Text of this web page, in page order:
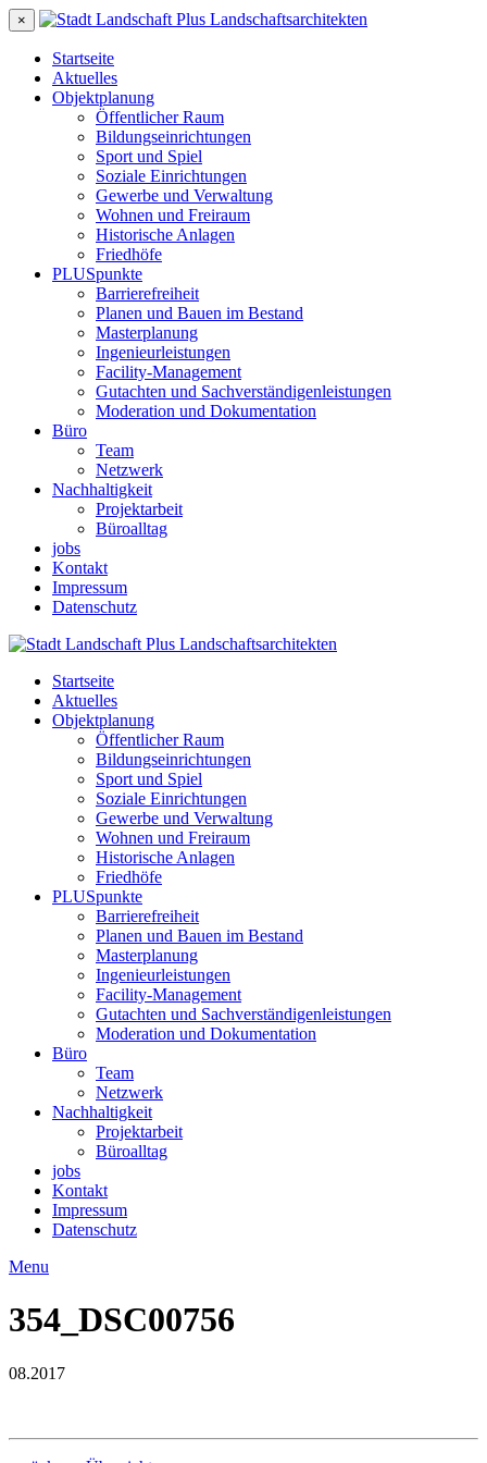
×
Startseite
Aktuelles
Objektplanung
Öffentlicher Raum
Bildungseinrichtungen
Sport und Spiel
Soziale Einrichtungen
Gewerbe und Verwaltung
Wohnen und Freiraum
Historische Anlagen
Friedhöfe
PLUSpunkte
Barrierefreiheit
Planen und Bauen im Bestand
Masterplanung
Ingenieurleistungen
Facility-Management
Gutachten und Sachverständigenleistungen
Moderation und Dokumentation
Büro
Team
Netzwerk
Nachhaltigkeit
Projektarbeit
Büroalltag
jobs
Kontakt
Impressum
Datenschutz
Startseite
Aktuelles
Objektplanung
Öffentlicher Raum
Bildungseinrichtungen
Sport und Spiel
Soziale Einrichtungen
Gewerbe und Verwaltung
Wohnen und Freiraum
Historische Anlagen
Friedhöfe
PLUSpunkte
Barrierefreiheit
Planen und Bauen im Bestand
Masterplanung
Ingenieurleistungen
Facility-Management
Gutachten und Sachverständigenleistungen
Moderation und Dokumentation
Büro
Team
Netzwerk
Nachhaltigkeit
Projektarbeit
Büroalltag
jobs
Kontakt
Impressum
Datenschutz
Menu
354_DSC00756
08.2017